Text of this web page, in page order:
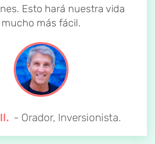
Esto hará nuestra vida
mucho más fácil.
- Orador, Inversionista.